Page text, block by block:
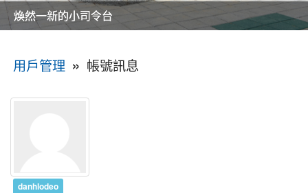
美麗的操場是我們活力的來源
美麗的操場是我們活力的來源
煥然一新的小司令台
煥然一新的小司令台
富含桃園埤塘田園風光意象的中廊
富含桃園埤塘田園風光意象的中廊
嶄新的中庭廣場
嶄新的中庭廣場
水生池生生不息
水生池生生不息
用戶管理 » 帳號訊息
danhlodeo